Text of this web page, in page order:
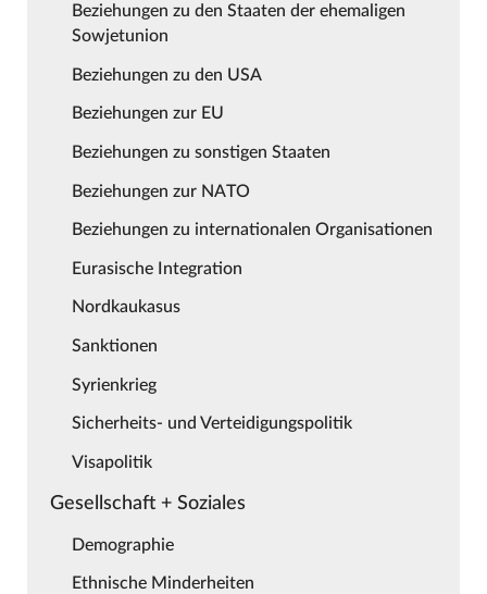
Beziehungen zu den Staaten der ehemaligen
Sowjetunion
Beziehungen zu den USA
Beziehungen zur EU
Beziehungen zu sonstigen Staaten
Beziehungen zur NATO
Beziehungen zu internationalen Organisationen
Eurasische Integration
Nordkaukasus
Sanktionen
Syrienkrieg
Sicherheits- und Verteidigungspolitik
Visapolitik
Gesellschaft + Soziales
Demographie
Ethnische Minderheiten